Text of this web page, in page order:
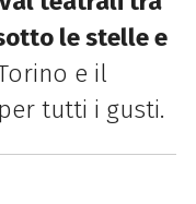
le stelle e
e il
tutti i gusti.